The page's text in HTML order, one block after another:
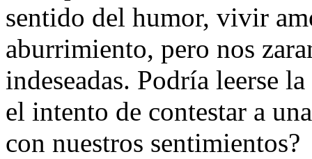
sentido del humor, vivir
aburrimiento, pero nos
indeseadas. Podría leerse
el intento de contestar a
con nuestros sentimientos?